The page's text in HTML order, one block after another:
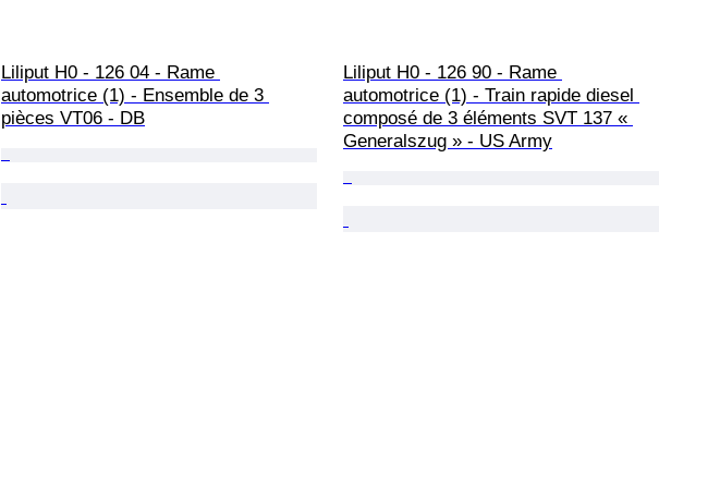
Liliput H0 - 126 04 - Rame
automotrice (1) - Ensemble de 3
pièces VT06 - DB
Liliput H0 - 126 90 - Rame
automotrice (1) - Train rapide diesel
composé de 3 éléments SVT 137 «
Generalszug » - US Army